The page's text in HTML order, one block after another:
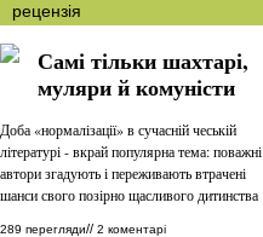
рецензія
Самі тільки шахтарі,
муляри й комуністи
Доба «нормалізації» в сучасній чеській
літературі - вкрай популярна тема: поважні
автори згадують і переживають втрачені
шанси свого позірно щасливого дитинства
289 перегляди// 2 коментарі